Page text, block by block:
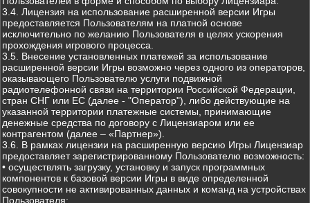
3.4. Лицензия на использование расширенной версии Игры
предоставляется Пользователям на платной основе
исключительно по желанию Пользователя в целях ускорения
прохождения игрового процесса.
3.5. Внесение установленных платежей за использование
расширенной версии Игры возможно через одного из операторов,
оказывающего Пользователю услуги подвижной
радиотелефонной связи на территории Российской Федерации,
стран СНГ или ЕС (далее - "Оператор"), либо действующие на
указанной территории платежные системы, принимающие
денежные средства по договору с Лицензиаром или ее
контрагентом (далее – «Партнер»).
3.6. В рамках лицензии на расширенную версию Игры Лицензиар
предоставляет зарегистрированному Пользователю возможность:
• осуществлять загрузку, установку и запуск программных
компонентов к базовой версии Игры в виде определенной
совокупности не активированных данных и команд на устройствах
Пользователя;